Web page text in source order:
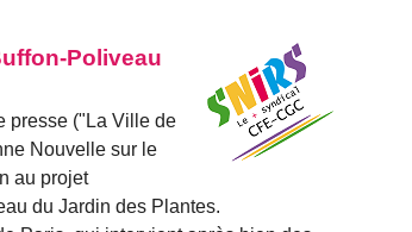
Poliveau
presse ("La Ville de
Nouvelle sur le
au projet
du Jardin des Plantes.